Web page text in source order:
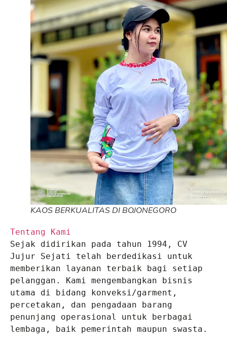
KAOS BERKUALITAS DI BOJONEGORO
Tentang Kami
Sejak didirikan pada tahun 1994, CV
Jujur Sejati telah berdedikasi untuk
memberikan layanan terbaik bagi setiap
pelanggan. Kami mengembangkan bisnis
utama di bidang konveksi/garment,
percetakan, dan pengadaan barang
penunjang operasional untuk berbagai
lembaga, baik pemerintah maupun swasta.